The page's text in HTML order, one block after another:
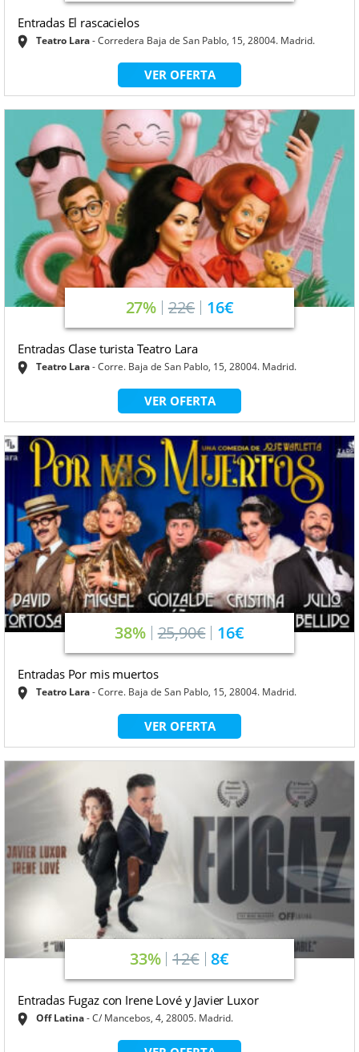
Entradas El rascacielos
Teatro Lara Corredera Baja de San Pablo, 15, 28004. Madrid.
VER OFERTA
27% 22€ 16€
Entradas Clase turista Teatro Lara
Teatro Lara Corre. Baja de San Pablo, 15, 28004. Madrid.
VER OFERTA
38% 25,90€ 16€
Entradas Por mis muertos
Teatro Lara Corre. Baja de San Pablo, 15, 28004. Madrid.
VER OFERTA
33% 12€ 8€
Entradas Fugaz con Irene Lové y Javier Luxor
Off Latina C/ Mancebos, 4, 28005. Madrid.